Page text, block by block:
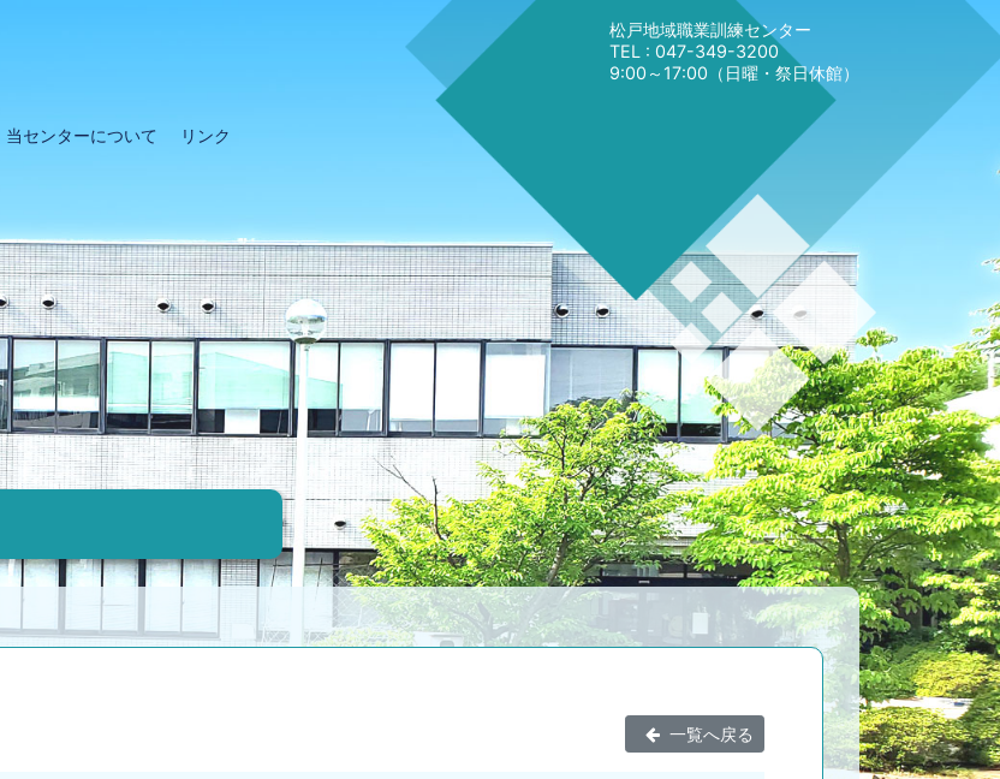
松戸地域職業訓練センター
TEL : 047-349-3200
9:00～17:00（日曜・祭日休館）
当センターについて リンク
一覧へ戻る